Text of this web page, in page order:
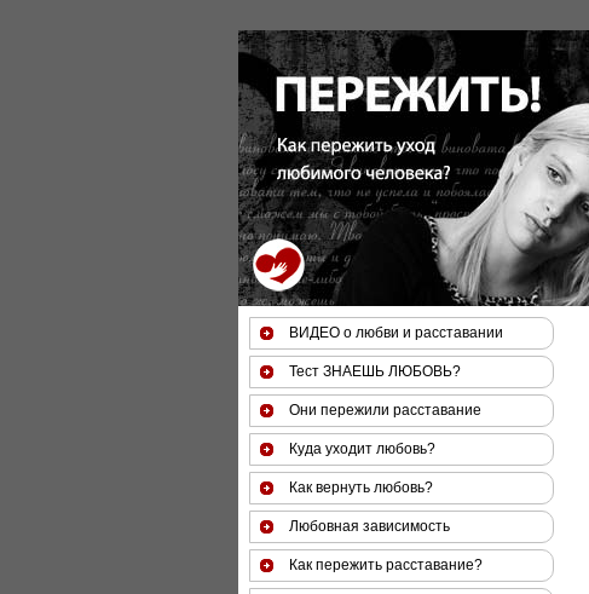
ВИДЕО о любви и расставании
Тест ЗНАЕШЬ ЛЮБОВЬ?
Они пережили расставание
Куда уходит любовь?
Как вернуть любовь?
Любовная зависимость
Как пережить расставание?